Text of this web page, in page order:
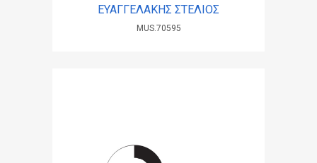
ΕΥΑΓΓΕΛΑΚΗΣ ΣΤΕΛΙΟΣ
MUS.70595